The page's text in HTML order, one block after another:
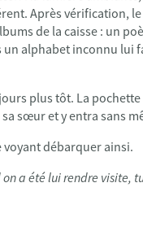
Après vérification,
de la caisse : un
alphabet inconnu lui
plus tôt. La
sœur et y entra sans
voyant débarquer ainsi.
a été lui rendre visite,